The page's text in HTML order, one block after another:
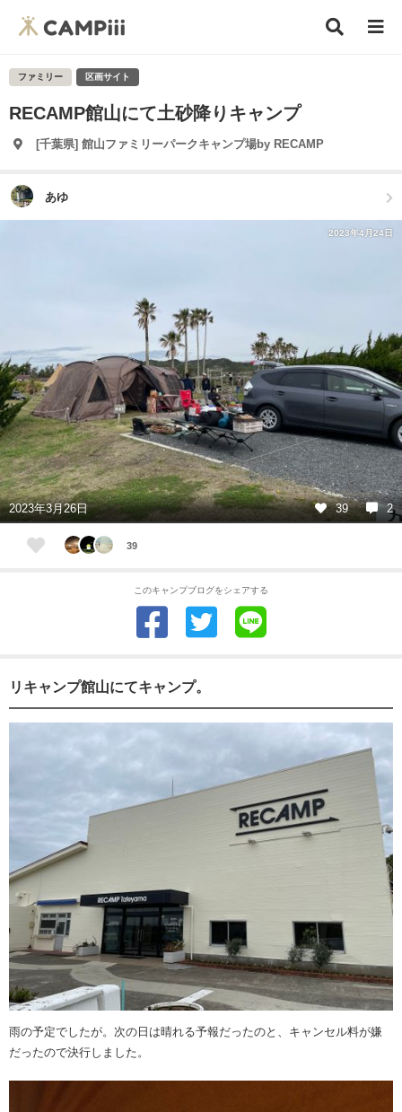
ファミリー 区画サイト
RECAMP館山にて土砂降りキャンプ
[千葉県] 館山ファミリーパークキャンプ場by RECAMP
あゆ
2023年4月24日
2023年3月26日 39 2
39
このキャンプブログをシェアする
リキャンプ館山にてキャンプ。
雨の予定でしたが。次の日は晴れる予報だったのと、キャンセル料が嫌
だったので決行しました。